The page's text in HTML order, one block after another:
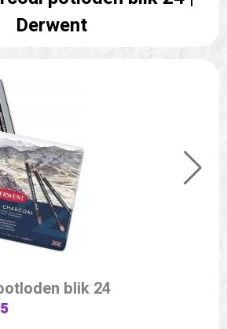
Derwent
blik 24